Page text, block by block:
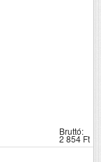
Bruttó:
2 854 Ft